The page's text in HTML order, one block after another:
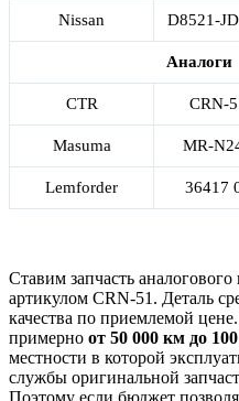
Nissan D8521-
Аналоги
CTR CRN-
Masuma MR-
Lemforder 36417
Ставим запчасть аналогового
артикулом CRN-51. Деталь
качества по приемлемой
примерно от 50 000 км до
местности в которой
службы оригинальной
Поэтому если бюджет